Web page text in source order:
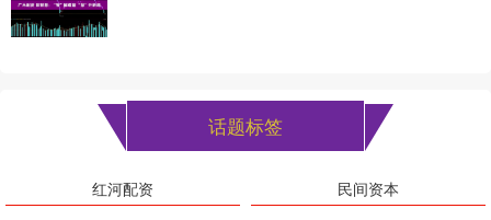
话题标签
红河配资
民间资本